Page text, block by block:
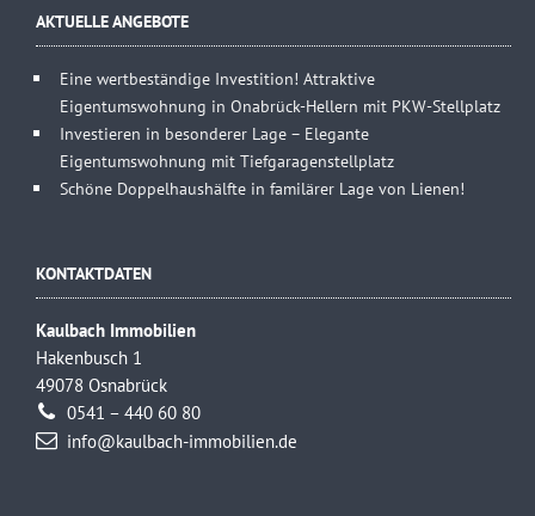
AKTUELLE ANGEBOTE
Eine wertbeständige Investition! Attraktive
Eigentumswohnung in Onabrück-Hellern mit PKW-Stellplatz
Investieren in besonderer Lage – Elegante
Eigentumswohnung mit Tiefgaragenstellplatz
Schöne Doppelhaushälfte in familärer Lage von Lienen!
KONTAKTDATEN
Kaulbach Immobilien
Hakenbusch 1
49078 Osnabrück
0541 – 440 60 80
info@kaulbach-immobilien.de